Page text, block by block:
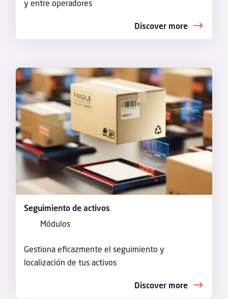
y entre operadores
Discover more
Seguimiento de activos
Módulos
Gestiona eficazmente el seguimiento y
localización de tus activos
Discover more